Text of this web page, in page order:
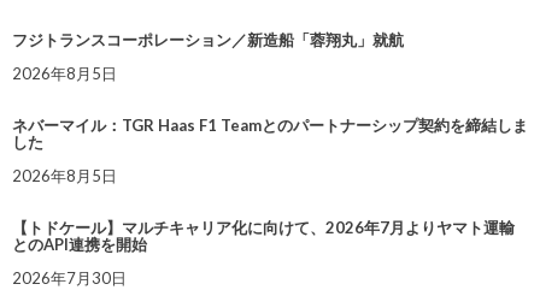
フジトランスコーポレーション／新造船「蓉翔丸」就航
2026年8月5日
ネバーマイル：TGR Haas F1 Teamとのパートナーシップ契約を締結しま
した
2026年8月5日
【トドケール】マルチキャリア化に向けて、2026年7月よりヤマト運輸
とのAPI連携を開始
2026年7月30日